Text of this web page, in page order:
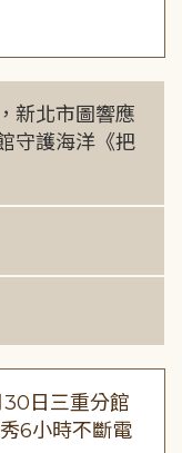
新北市圖響應
守護海洋《把
30日三重分館
6小時不斷電